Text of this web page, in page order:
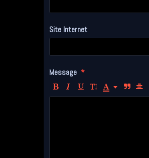
Site Internet
Message